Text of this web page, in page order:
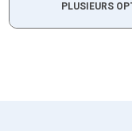
PLUSIEURS